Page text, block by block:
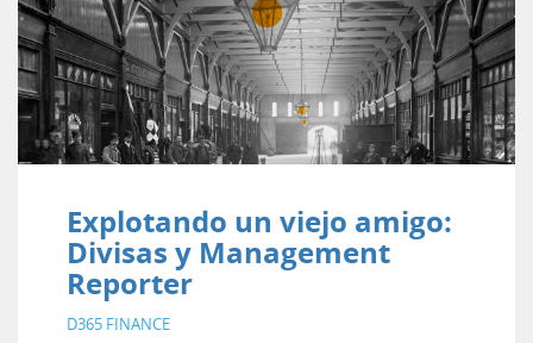
Explotando un viejo amigo:
Divisas y Management
Reporter
D365 FINANCE